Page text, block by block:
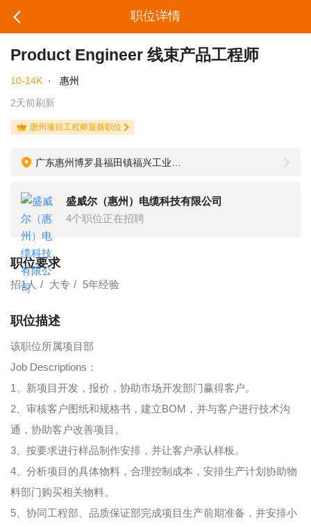
职位详情
Product Engineer 线束产品工程师
10-14K ·
惠州
2天前刷新
惠州项目工程师最新职位
盛威尔（惠州）电缆科技有限公司
4个职位正在招聘
职位要求
招1人 大专 5年经验
职位描述
该职位所属项目部
Job Descriptions：
1、新项目开发，报价，协助市场开发部门赢得客户。
2、审核客户图纸和规格书，建立BOM，并与客户进行技术沟
通，协助客户改善项目。
3、按要求进行样品制作安排，并让客户承认样板。
4、分析项目的具体物料，合理控制成本，安排生产计划协助物
料部门购买相关物料。
5、协同工程部、品质保证部完成项目生产前期准备，并安排小